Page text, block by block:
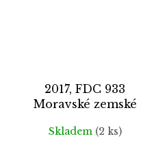
2017, FDC 933
Moravské zemské
Skladem (2 ks)